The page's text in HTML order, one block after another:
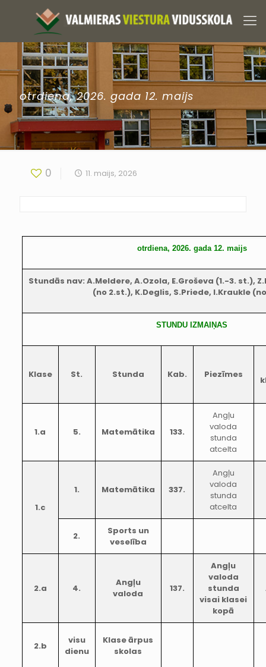
otrdiena, 2026. gada 12. maijs
0 11. maijs, 2026
otrdiena, 2026. gada 12. maijs
Stundās nav: A.Meldere, A.Ozola, E.Groševa (1.-3. st.),
(no 2.st.), K.Deglis, S.Priede, I.Kraukle
STUNDU IZMAIŅAS
Klase St. Stunda Kab. Piezīmes
1.a 5. Matemātika 133.
Angļu
valoda
stunda
atcelta
1.c
1. Matemātika 337.
Angļu
valoda
stunda
atcelta
2.
Sports un
veselība
2.a 4.
Angļu
valoda
137.
Angļu
valoda
stunda
visai klasei
kopā
2.b
visu
dienu
Klase ārpus
skolas